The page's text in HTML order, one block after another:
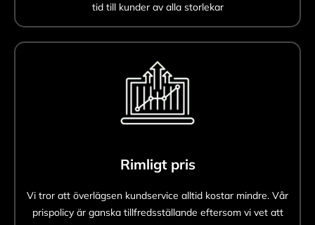
tid till kunder av alla storlekar
Rimligt pris
Vi tror att överlägsen kundservice alltid kostar mindre. Vår
prispolicy är ganska tillfredsställande eftersom vi vet att